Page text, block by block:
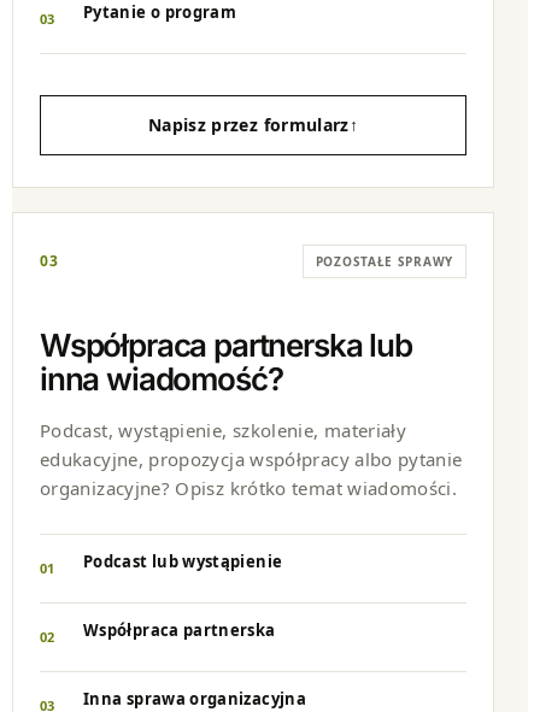
03 Pytanie o program
Napisz przez formularz↑
03 POZOSTAŁE SPRAWY
Współpraca partnerska lub
inna wiadomość?
Podcast, wystąpienie, szkolenie, materiały
edukacyjne, propozycja współpracy albo pytanie
organizacyjne? Opisz krótko temat wiadomości.
01 Podcast lub wystąpienie
02 Współpraca partnerska
03 Inna sprawa organizacyjna